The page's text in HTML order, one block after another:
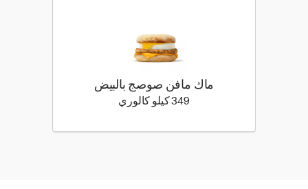
ماك مافن صوصج بالبيض
349 كيلو كالوري 349 كيلو سعرة حرارية